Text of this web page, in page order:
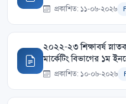
প্রকাশিত: ১১-০৬-২০২৬
২০২২-২৩ শিক্ষাবর্ষ
মার্কেটিং বিভাগের ১ম
প্রকাশিত: ১০-০৬-২০২৬